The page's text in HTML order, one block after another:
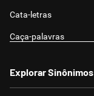
Cata-letras
Caça-palavras
Explorar Sinônimos